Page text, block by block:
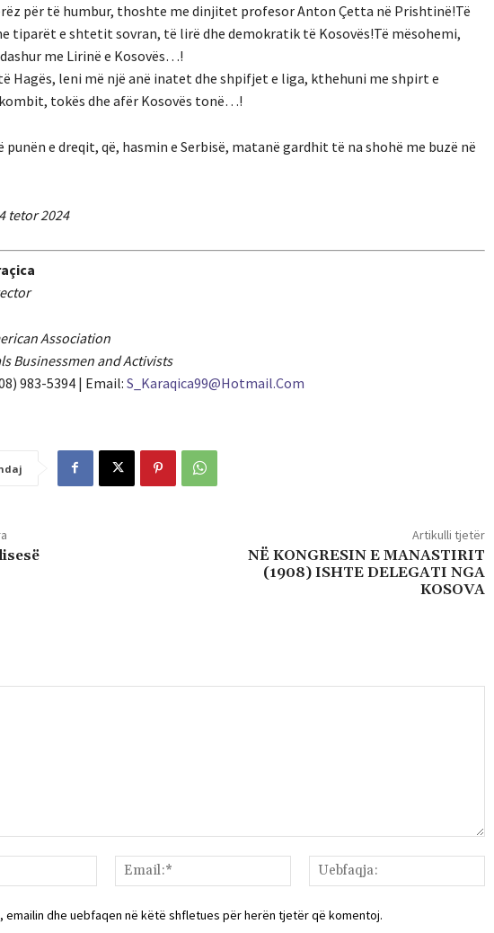
për të humbur, thoshte me dinjitet profesor Anton Çetta në Prishtinë!Të
tiparët e shtetit sovran, të lirë dhe demokratik të Kosovës!Të mësohemi,
me Lirinë e Kosovës…!
Hagës, leni më një anë inatet dhe shpifjet e liga, kthehuni me shpirt e
tokës dhe afër Kosovës tonë…!
punën e dreqit, që, hasmin e Serbisë, matanë gardhit të na shohë me buzë në
tetor 2024
Association
Businessmen and Activists
983-5394 | Email: S_Karaqica99@Hotmail.Com
Artikulli tjetër
NË KONGRESIN E MANASTIRIT
(1908) ISHTE DELEGATI NGA
KOSOVA
Emri:*
Email:*
emailin dhe uebfaqen në këtë shfletues për herën tjetër që komentoj.